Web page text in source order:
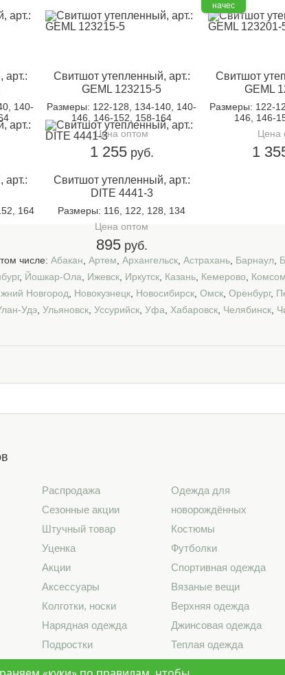
арт.:
140-
Свитшот утепленный, арт.:
GEML 123215-5
Размеры: 122-128, 134-140, 140-
146, 146-152, 158-164
Цена оптом
1 255руб.
начес
Свитшот
GEML
Размеры: 122-
146, 146-
Цена
1
арт.:
164
Свитшот утепленный, арт.:
DITE 4441-3
Размеры: 116, 122, 128, 134
Цена оптом
895руб.
числе: Абакан Артем Архангельск Астрахань Барнаул
, Йошкар-Ола Ижевск Иркутск Казань Кемерово
Новгород Новокузнецк Новосибирск Омск Оренбург,
Удэ Ульяновск Уссурийск Уфа Хабаровск Челябинск
Распродажа
Сезонные акции
Штучный товар
Уценка
Акции
Аксессуары
Колготки, носки
Нарядная одежда
Подростки
Одежда для
новорождённых
Костюмы
Футболки
Спортивная одежда
Вязаные вещи
Верхняя одежда
Джинсовая одежда
Теплая одежда